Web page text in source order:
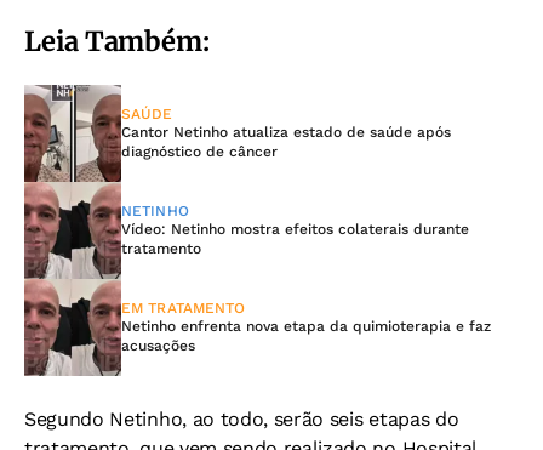
Leia Também:
SAÚDE
Cantor Netinho atualiza estado de saúde após
diagnóstico de câncer
NETINHO
Vídeo: Netinho mostra efeitos colaterais durante
tratamento
EM TRATAMENTO
Netinho enfrenta nova etapa da quimioterapia e faz
acusações
Segundo Netinho, ao todo, serão seis etapas do